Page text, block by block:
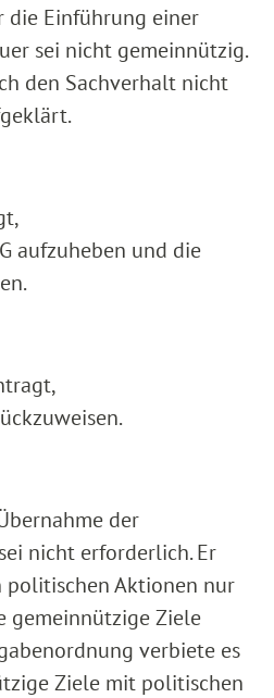
die Einführung einer
sei nicht gemeinnützig.
den Sachverhalt nicht
aufzuheben und die
der
nicht erforderlich. Er
politischen Aktionen nur
gemeinnützige Ziele
verbiete es
Ziele mit politischen